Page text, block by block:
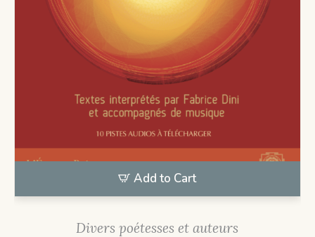
Add to Cart
Divers poétesses et auteurs